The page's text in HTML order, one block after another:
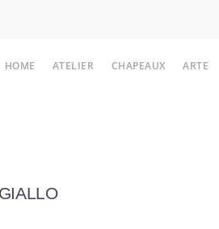
HOME ATELIER CHAPEAUX ARTE